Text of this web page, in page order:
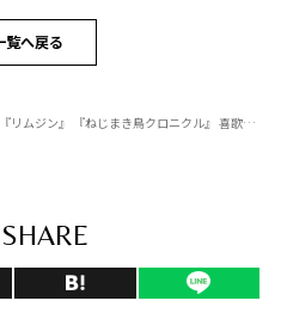
覧へ戻る
『リムジン』 『ねじまき鳥クロニクル』 喜歌劇 『こうもり』【伊達なつめさんの一押しステージ情報】